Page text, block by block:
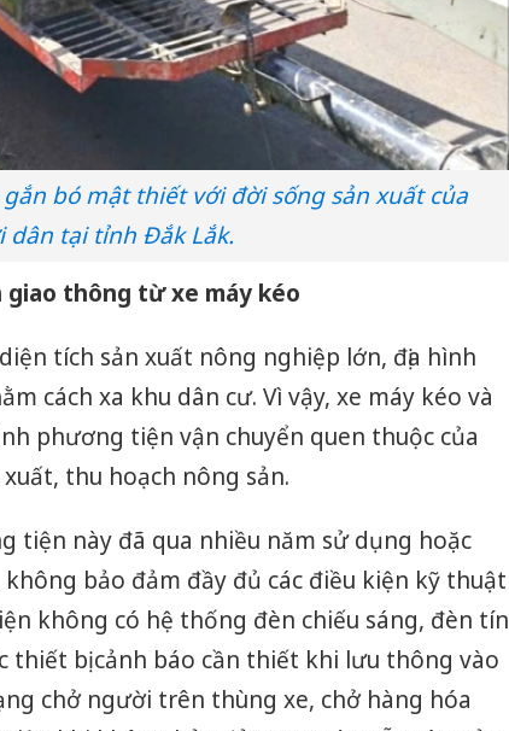
bó mật thiết với đời sống sản xuất của
dân tại tỉnh Đắk Lắk.
giao thông từ xe máy kéo
tích sản xuất nông nghiệp lớn, địa hình
cách xa khu dân cư. Vì vậy, xe máy kéo và
phương tiện vận chuyển quen thuộc của
thu hoạch nông sản.
tiện này đã qua nhiều năm sử dụng hoặc
bảo đảm đầy đủ các điều kiện kỹ thuật
không có hệ thống đèn chiếu sáng, đèn tín
thiết bị cảnh báo cần thiết khi lưu thông vào
chở người trên thùng xe, chở hàng hóa